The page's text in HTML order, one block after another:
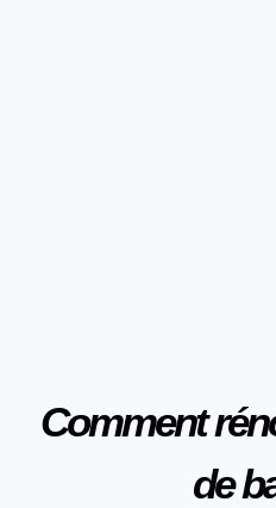
Comment
de